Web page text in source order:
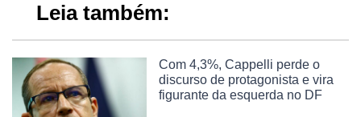
Leia também:
Com 4,3%, Cappelli perde o
discurso de protagonista e vira
figurante da esquerda no DF